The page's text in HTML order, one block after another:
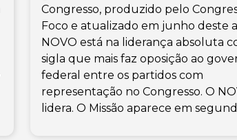
Congresso, produzido pelo
Foco e atualizado em junho deste
NOVO está na liderança absoluta
sigla que mais faz oposição ao
federal entre os partidos com
representação no Congresso. O
lidera. O Missão aparece em